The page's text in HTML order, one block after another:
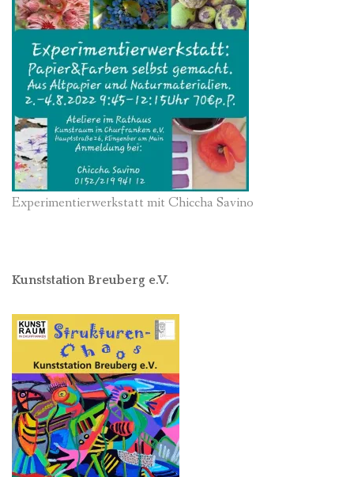
Experimentierwerkstatt mit Chiccha Savino
Kunststation Breuberg e.V.